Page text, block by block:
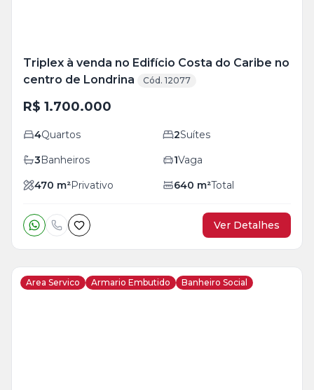
Triplex à venda no Edifício Costa do Caribe no
centro de Londrina
Cód. 12077
R$ 1.700.000
4Quartos 2Suítes
3Banheiros 1Vaga
470 m²Privativo 640 m²Total
Ver Detalhes
Area Servico Armario Embutido Banheiro Social